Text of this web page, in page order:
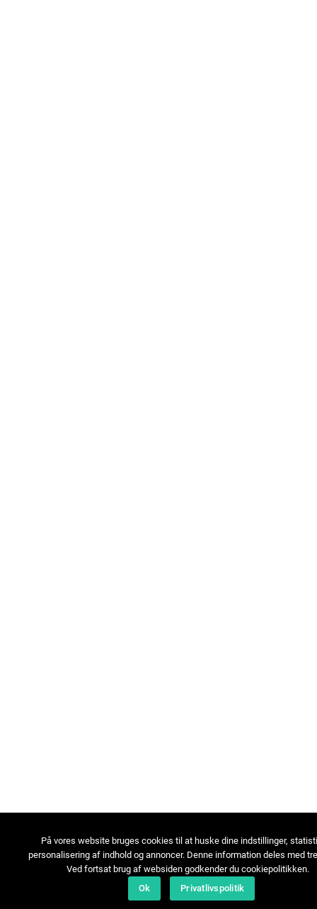
På vores website bruges cookies til at huske dine indstillinger,
personalisering af indhold og annoncer. Denne information deles med
Ved fortsat brug af websiden godkender du cookiepolitikken.
Ok
Privatlivspolitik